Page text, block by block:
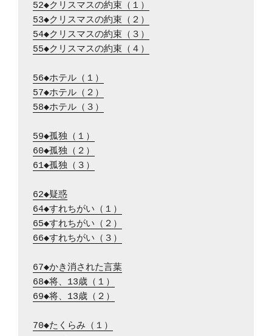
52◆クリスマスの約束（１）
53◆クリスマスの約束（２）
54◆クリスマスの約束（３）
55◆クリスマスの約束（４）
56◆ホテル（１）
57◆ホテル（２）
58◆ホテル（３）
59◆孤独（１）
60◆孤独（２）
61◆孤独（３）
62◆疑惑
64◆すれちがい（１）
65◆すれちがい（２）
66◆すれちがい（３）
67◆かき消された言葉
68◆将、13歳（１）
69◆将、13歳（２）
70◆たくらみ（１）